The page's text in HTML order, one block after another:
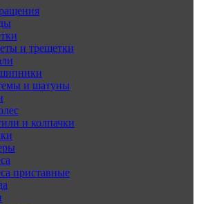
и трещетки
и шатуны
и колпачки
приставные